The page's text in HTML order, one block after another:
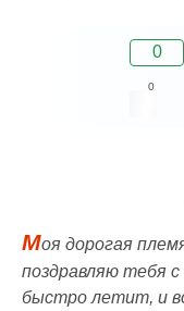
0
0
Моя дорогая
поздравляю тебя
быстро летит, и